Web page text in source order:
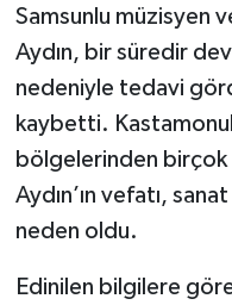
Samsunlu müzisyen
Aydın, bir süredir
nedeniyle tedavi
kaybetti.
bölgelerinden birçok
Aydın’ın vefatı,
neden oldu.
Edinilen bilgilere
Küre Haberleri
Merkez Haberleri
Pınarbaşı
Şenpazar